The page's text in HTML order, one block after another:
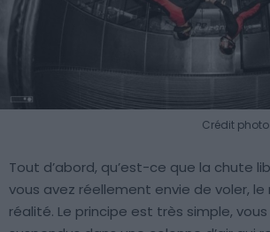
Crédit photo
Tout d’abord, qu’est-ce que la chute
vous avez réellement envie de voler, le
réalité. Le principe est très simple,